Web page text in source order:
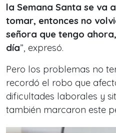
la Semana Santa se va
tomar, entonces no
señora que tengo
día”, expresó.
Pero los problemas no
recordó el robo que
dificultades laborales y
también marcaron este